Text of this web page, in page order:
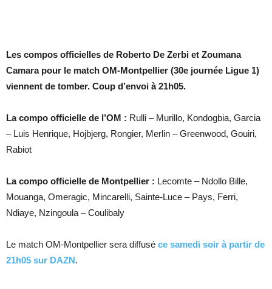
Les compos officielles de Roberto De Zerbi et Zoumana
Camara pour le match OM-Montpellier (30e journée Ligue 1)
viennent de tomber. Coup d’envoi à 21h05.
La compo officielle de l’OM : Rulli – Murillo, Kondogbia, Garcia
– Luis Henrique, Hojbjerg, Rongier, Merlin – Greenwood, Gouiri,
Rabiot
La compo officielle de Montpellier : Lecomte – Ndollo Bille,
Mouanga, Omeragic, Mincarelli, Sainte-Luce – Pays, Ferri,
Ndiaye, Nzingoula – Coulibaly
Le match OM-Montpellier sera diffusé ce samedi soir à partir de
21h05 sur DAZN.